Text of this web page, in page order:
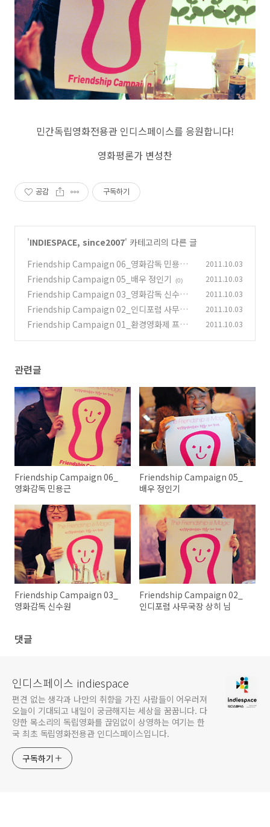
민간독립영화전용관 인디스페이스를 응원합니다!
영화평론가 변성찬
공감 구독하기
'INDIESPACE, since2007' 카테고리의 다른 글
Friendship Campaign 06_영화감독 민용근
(0)
2011.10.03
Friendship Campaign 05_배우 정인기 (0) 2011.10.03
Friendship Campaign 03_영화감독 신수원
(0)
2011.10.03
Friendship Campaign 02_인디포럼 사무국
장 상히 님 (0)
2011.10.03
Friendship Campaign 01_환경영화제 프로
2011.10.03
관련글
Friendship Campaign 06_
영화감독 민용근
Friendship Campaign 05_
배우 정인기
Friendship Campaign 03_
영화감독 신수원
Friendship Campaign 02_
인디포럼 사무국장 상히 님
댓글
인디스페이스 indiespace
편견 없는 생각과 나만의 취향을 가진 사람들이 어우러져
오늘이 기대되고 내일이 궁금해지는 세상을 꿈꿉니다. 다
양한 목소리의 독립영화를 끊임없이 상영하는 여기는 한
국 최초 독립영화전용관 인디스페이스입니다.
구독하기